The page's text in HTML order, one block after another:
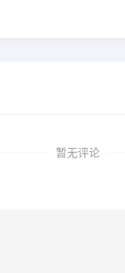
暂无评论